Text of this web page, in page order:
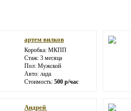
артем вилков
Коробка: МКПП
Стаж: 3 месяца
Пол: Мужской
Авто: лада
Стоимость: 500 р/час
Андрей